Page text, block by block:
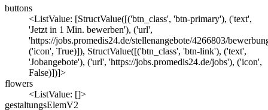
buttons
<ListValue: [StructValue([('btn_class', 'btn-primary'), ('text',
'Jetzt in 1 Min. bewerben'), ('url',
'https://jobs.promedis24.de/stellenangebote/4266803/
('icon', True)]), StructValue([('btn_class', 'btn-link'), ('text',
'Jobangebote'), ('url', 'https://jobs.promedis24.de/jobs'), ('icon',
False)])]>
flowers
<ListValue: []>
gestaltungsElemV2